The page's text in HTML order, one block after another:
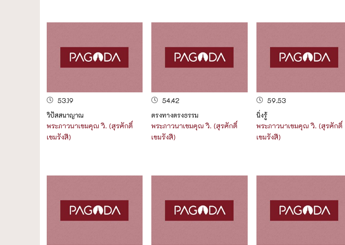
53.19
วิปัสสนาญาณ
พระภาวนาเขมคุณ วิ. (สุรศักดิ์
เขมรังสี)
54.42
ตรงทางตรงธรรม
พระภาวนาเขมคุณ วิ. (สุรศักดิ์
เขมรังสี)
59.53
นิ่งรู้
พระภาวนาเขมคุณ วิ. (สุรศักดิ์
เขมรังสี)